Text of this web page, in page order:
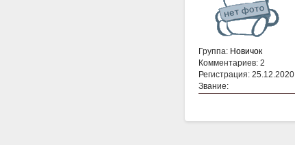
Группа: Новичок
Комментариев: 2
Регистрация: 25.12.2020
Звание: